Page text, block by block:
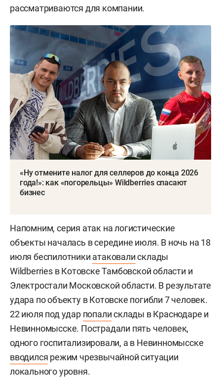
рассматриваются для компании.
«Ну отмените налог для селлеров до конца 2026
года!»: как «погорельцы» Wildberries спасают
бизнес
Напомним, серия атак на логистические
объекты началась в середине июля. В ночь на 18
июля беспилотники атаковалисклады
Wildberries в Котовске Тамбовской области и
Электростали Московской области. В результате
удара по объекту в Котовске погибли 7 человек.
22 июля под удар попалисклады в Краснодаре и
Невинномысске. Пострадали пять человек,
одного госпитализировали, а в Невинномысске
вводился режим чрезвычайной ситуации
локального уровня.